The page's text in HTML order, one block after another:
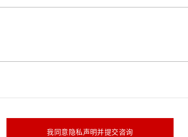
我同意隐私声明并提交咨询